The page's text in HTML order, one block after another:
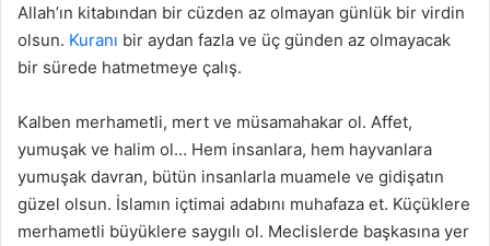
Allah’ın kitabından bir cüzden az olmayan günlük bir virdin
olsun. Kuranı bir aydan fazla ve üç günden az olmayacak
bir sürede hatmetmeye çalış.
Kalben merhametli, mert ve müsamahakar ol. Affet,
yumuşak ve halim ol… Hem insanlara, hem hayvanlara
yumuşak davran, bütün insanlarla muamele ve gidişatın
güzel olsun. İslamın içtimai adabını muhafaza et. Küçüklere
merhametli büyüklere saygılı ol. Meclislerde başkasına yer